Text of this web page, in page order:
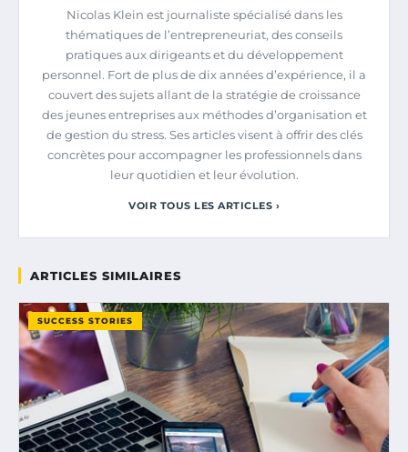
Nicolas Klein est journaliste spécialisé dans les
thématiques de l’entrepreneuriat, des conseils
pratiques aux dirigeants et du développement
personnel. Fort de plus de dix années d’expérience, il a
couvert des sujets allant de la stratégie de croissance
des jeunes entreprises aux méthodes d’organisation et
de gestion du stress. Ses articles visent à offrir des clés
concrètes pour accompagner les professionnels dans
leur quotidien et leur évolution.
VOIR TOUS LES ARTICLES ›
ARTICLES SIMILAIRES
SUCCESS STORIES